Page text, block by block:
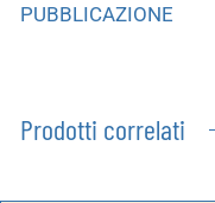
PUBBLICAZIONE
Prodotti correlati